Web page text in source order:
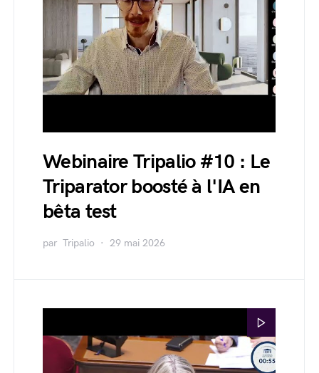
Webinaire Tripalio #10 : Le
Triparator boosté à l'IA en
bêta test
par Tripalio 29 mai 2026